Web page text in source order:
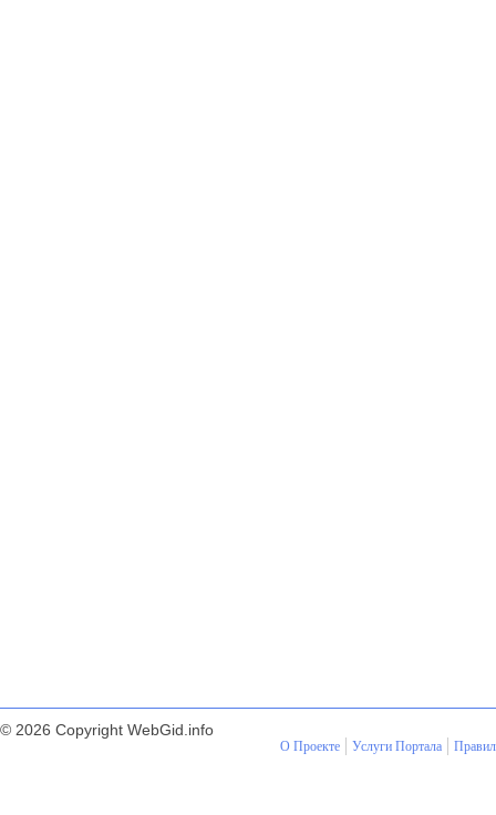
© 2026 Copyright WebGid.info
О Проекте Услуги Портала